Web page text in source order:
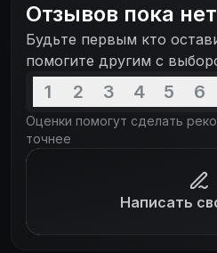
Отзывов пока нет
Будьте первым кто
помогите другим с
1 2 3 4 5 6
Оценки помогут сделать
точнее
Написать